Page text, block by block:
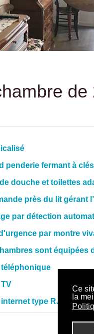
Ce
la
de
penderie fermant à
douche et toilettes
près du lit gérant
par détection
par montre
sont équipées
téléphonique
type RJ45